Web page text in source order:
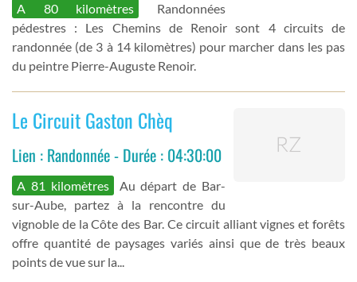
A 80 kilomètres
Randonnées
pédestres : Les Chemins de Renoir sont 4 circuits de
randonnée (de 3 à 14 kilomètres) pour marcher dans les pas
du peintre Pierre-Auguste Renoir.
Le Circuit Gaston Chèq
Lien : Randonnée - Durée : 04:30:00
A 81 kilomètres
Au départ de Bar-
sur-Aube, partez à la rencontre du
vignoble de la Côte des Bar. Ce circuit alliant vignes et forêts
offre quantité de paysages variés ainsi que de très beaux
points de vue sur la...